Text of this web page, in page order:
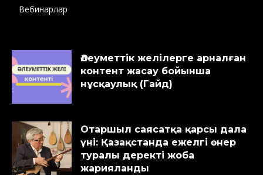
Вебинарлар
Әлеуметтік желілерге арналған
контент жасау бойынша
нұсқаулық (Гайд)
Отаршыл саясатқа қарсы дала
үні: Қазақстанда ежелгі өнер
туралы деректі жоба
жарияланды